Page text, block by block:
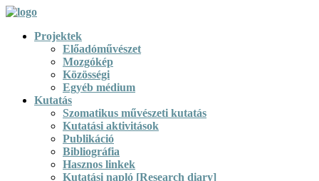
Projektek
Előadóművészet
Mozgókép
Közösségi
Egyéb médium
Kutatás
Szomatikus művészeti kutatás
Kutatási aktivitások
Publikáció
Bibliográfia
Hasznos linkek
Kutatási napló [Research diary]